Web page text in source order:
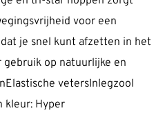
voor een
je snel kunt afzetten in het
gebruik op natuurlijke en
vetersInlegzool
kleur: Hyper